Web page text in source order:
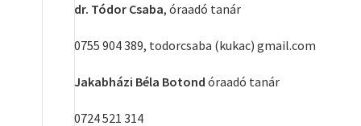
dr. Tódor Csaba, óraadó tanár
0755 904 389, todorcsaba (kukac) gmail.com
Jakabházi Béla Botond óraadó tanár
0724 521 314